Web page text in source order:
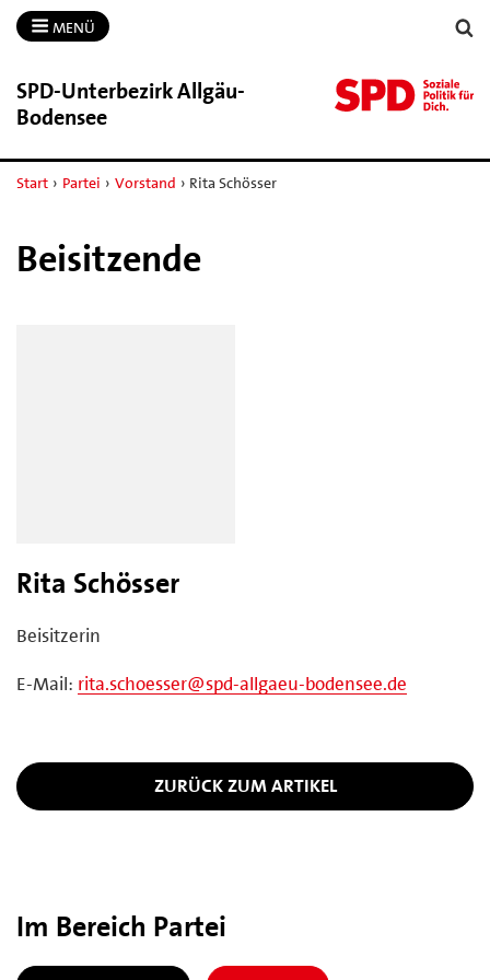
MENÜ
SPD-​Unterbezirk Allgäu-​
Bodensee
Start › Partei › Vorstand › Rita Schösser
Beisitzende
Rita Schösser
Beisitzerin
E-Mail: rita.schoesser@spd-allgaeu-bodensee.de
ZURÜCK ZUM ARTIKEL
Im Bereich Partei